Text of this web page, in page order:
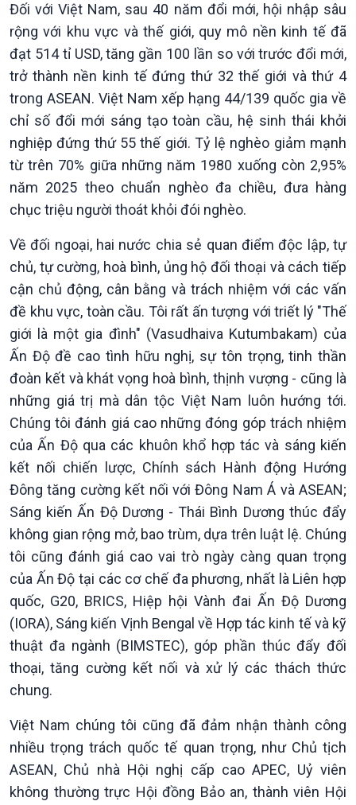
Kinh tế
Tin Kinh tế
Trước giờ mở cửa
Dòng chảy Kinh tế
Sức sống hàng Việt
Khởi nghiệp
Tuyên chiến với gian lận
thương mại
Nông nghiệp & Biển đảo
Tin Nông nghiệp & Biển
đảo
Mùa vàng
Biển đảo Việt Nam
Tâm tình biên giới và hải
đảo
Tìm hiểu biển, đảo Việt
Nam
Đối với Việt Nam, sau 40 năm đổi mới, hội nhập sâu
rộng với khu vực và thế giới, quy mô nền kinh tế đã
đạt 514 tỉ USD, tăng gần 100 lần so với trước đổi mới,
trở thành nền kinh tế đứng thứ 32 thế giới và thứ 4
trong ASEAN. Việt Nam xếp hạng 44/139 quốc gia về
chỉ số đổi mới sáng tạo toàn cầu, hệ sinh thái khởi
nghiệp đứng thứ 55 thế giới. Tỷ lệ nghèo giảm mạnh
từ trên 70% giữa những năm 1980 xuống còn 2,95%
năm 2025 theo chuẩn nghèo đa chiều, đưa hàng
chục triệu người thoát khỏi đói nghèo.
Về đối ngoại, hai nước chia sẻ quan điểm độc lập, tự
chủ, tự cường, hoà bình, ủng hộ đối thoại và cách tiếp
cận chủ động, cân bằng và trách nhiệm với các vấn
đề khu vực, toàn cầu. Tôi rất ấn tượng với triết lý "Thế
giới là một gia đình" (Vasudhaiva Kutumbakam) của
Ấn Độ đề cao tình hữu nghị, sự tôn trọng, tinh thần
đoàn kết và khát vọng hoà bình, thịnh vượng - cũng là
những giá trị mà dân tộc Việt Nam luôn hướng tới.
Chúng tôi đánh giá cao những đóng góp trách nhiệm
của Ấn Độ qua các khuôn khổ hợp tác và sáng kiến
kết nối chiến lược, Chính sách Hành động Hướng
Đông tăng cường kết nối với Đông Nam Á và ASEAN;
Sáng kiến Ấn Độ Dương - Thái Bình Dương thúc đẩy
không gian rộng mở, bao trùm, dựa trên luật lệ. Chúng
tôi cũng đánh giá cao vai trò ngày càng quan trọng
của Ấn Độ tại các cơ chế đa phương, nhất là Liên hợp
quốc, G20, BRICS, Hiệp hội Vành đai Ấn Độ Dương
(IORA), Sáng kiến Vịnh Bengal về Hợp tác kinh tế và kỹ
thuật đa ngành (BIMSTEC), góp phần thúc đẩy đối
thoại, tăng cường kết nối và xử lý các thách thức
chung.
Việt Nam chúng tôi cũng đã đảm nhận thành công
nhiều trọng trách quốc tế quan trọng, như Chủ tịch
ASEAN, Chủ nhà Hội nghị cấp cao APEC, Uỷ viên
không thường trực Hội đồng Bảo an, thành viên Hội